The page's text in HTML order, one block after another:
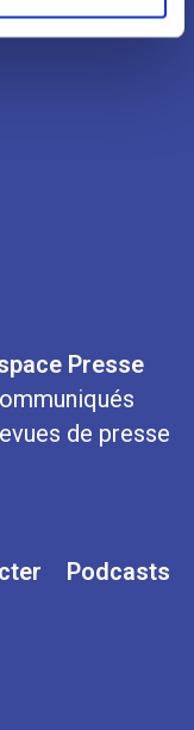
Presse
de presse
Podcasts